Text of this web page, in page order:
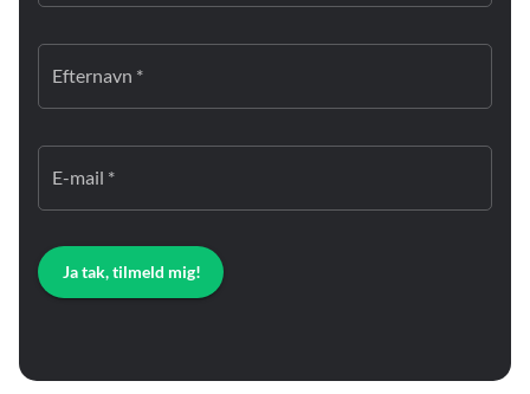
Efternavn *
E-mail *
Ja tak, tilmeld mig!